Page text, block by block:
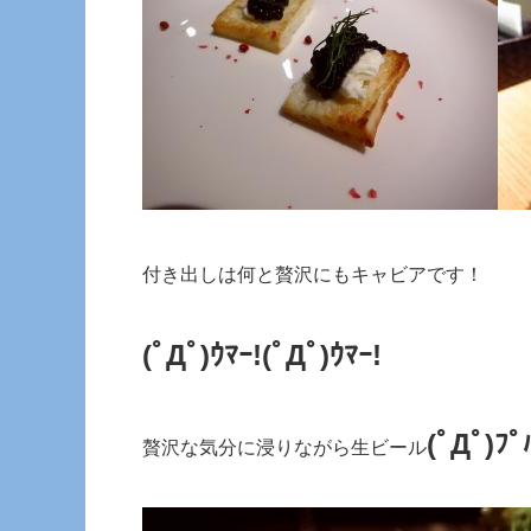
付き出しは何と贅沢にもキャビアです！
(ﾟДﾟ)ｳﾏｰ!(ﾟДﾟ)ｳﾏｰ!
贅沢な気分に浸りながら生ビール(ﾟДﾟ)ﾌﾟ